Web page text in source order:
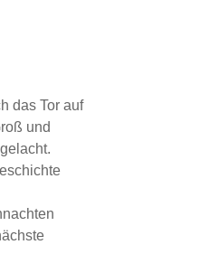
das Tor auf
und